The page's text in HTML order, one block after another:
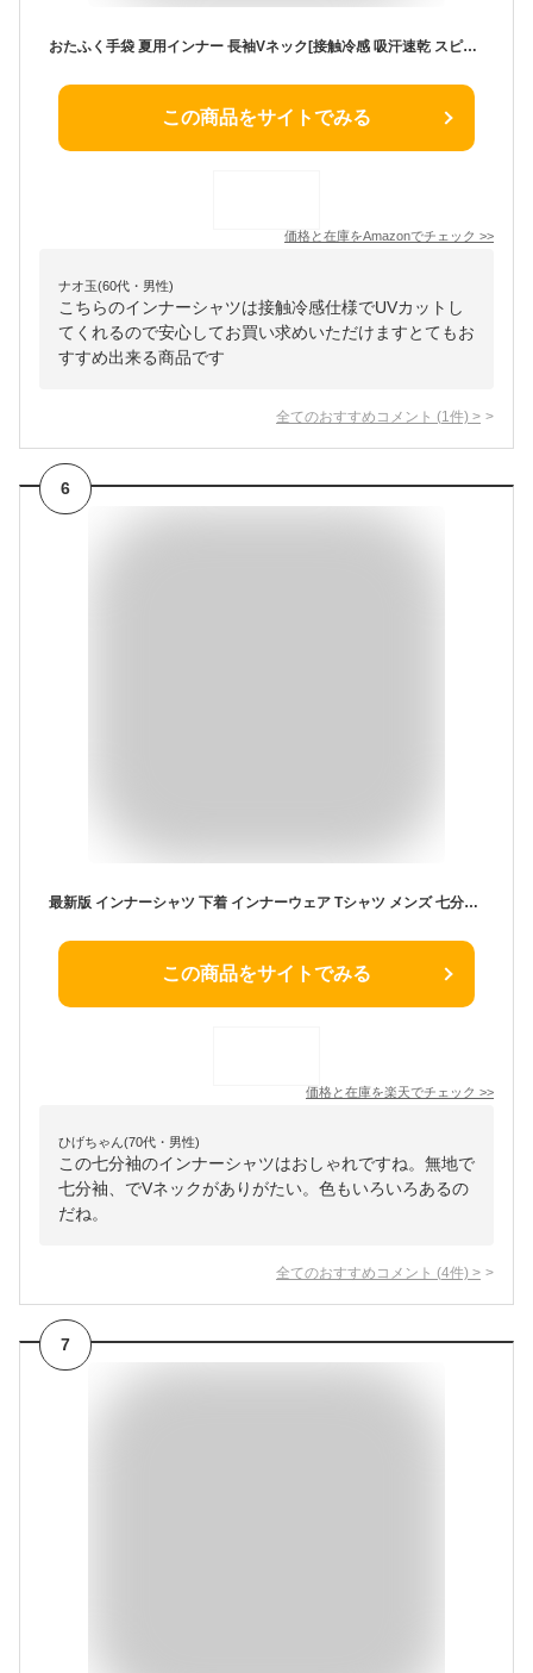
おたふく手袋 夏用インナー 長袖Vネック[接触冷感 吸汗速乾 スピード消臭 UVカット コンプレッション メンズ]JW-639 ブラック Lサイズ
この商品をサイトでみる
価格と在庫をAmazonでチェック >>
ナオ玉(60代・男性)
こちらのインナーシャツは接触冷感仕様でUVカットし
てくれるので安心してお買い求めいただけますとてもお
すすめ出来る商品です
全てのおすすめコメント (1 件) >
6
最新版 インナーシャツ 下着 インナーウェア Tシャツ メンズ 七分袖 無地 カットソー Uネック Vネック コットン 綿 ポリエステル 長袖と半袖の中間丈 7分袖Tシャツ ワイシャツのインナーに最適 白 黒 グレー ホワイト ブラック 重ね着 7分丈
この商品をサイトでみる
価格と在庫を楽天でチェック >>
ひげちゃん(70代・男性)
この七分袖のインナーシャツはおしゃれですね。無地で
七分袖、でVネックがありがたい。色もいろいろあるの
だね。
全てのおすすめコメント (4件) >
7